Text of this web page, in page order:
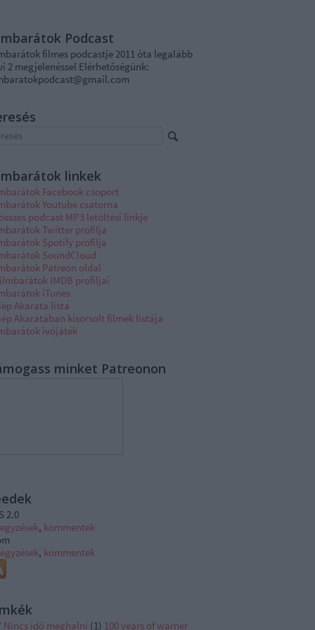
Podcast
filmes podcastje 2011 óta legalább
2 megjelenéssel Elérhetőségünk:
linkek
Facebook csoport
Youtube csatorna
podcast MP3 letöltési linkje
Twitter profilja
Spotify profilja
SoundCloud
Patreon oldal
IMDB profiljai
iTunes
Akarata lista
Akaratában kisorsolt filmek listája
ivójáték
minket Patreonon
2.0
, kommentek
, kommentek
Nincs idő meghalni (1) 100 years of warner